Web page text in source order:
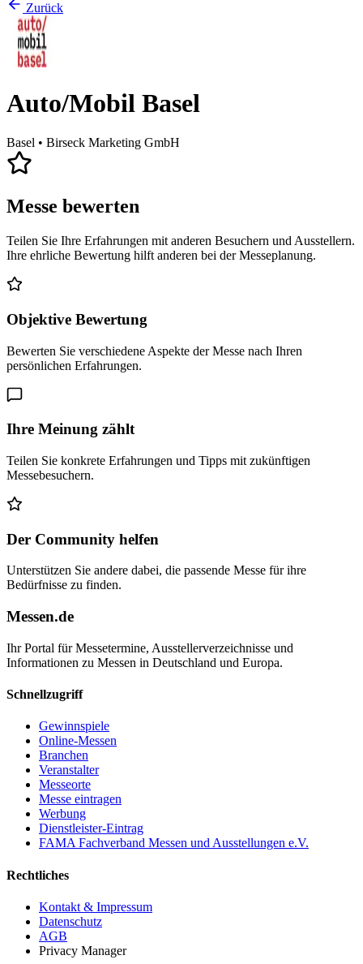
Zurück
Auto/Mobil Basel
Basel • Birseck Marketing GmbH
Messe bewerten
Teilen Sie Ihre Erfahrungen mit anderen Besuchern und Ausstellern.
Ihre ehrliche Bewertung hilft anderen bei der Messeplanung.
Objektive Bewertung
Bewerten Sie verschiedene Aspekte der Messe nach Ihren
persönlichen Erfahrungen.
Ihre Meinung zählt
Teilen Sie konkrete Erfahrungen und Tipps mit zukünftigen
Messebesuchern.
Der Community helfen
Unterstützen Sie andere dabei, die passende Messe für ihre
Bedürfnisse zu finden.
Messen.de
Ihr Portal für Messetermine, Ausstellerverzeichnisse und
Informationen zu Messen in Deutschland und Europa.
Schnellzugriff
Gewinnspiele
Online-Messen
Branchen
Veranstalter
Messeorte
Messe eintragen
Werbung
Dienstleister-Eintrag
FAMA Fachverband Messen und Ausstellungen e.V.
Rechtliches
Kontakt & Impressum
Datenschutz
AGB
Privacy Manager